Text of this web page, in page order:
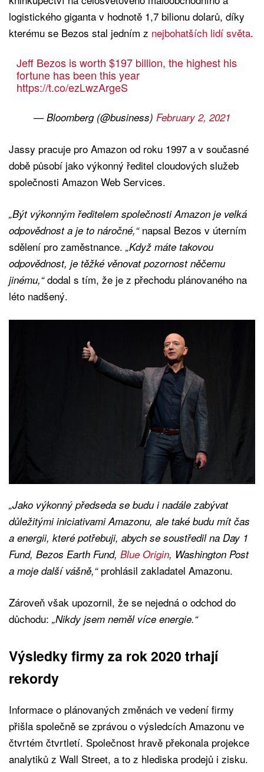
logistického giganta v hodnotě 1,7 bilionu dolarů, díky
kterému se Bezos stal jedním z nejbohatších lidí světa.
Jeff Bezos is worth $197 billion, the highest his
fortune has been this year
https://t.co/ezLwzArgeS
— Bloomberg (@business) February 2, 2021
Jassy pracuje pro Amazon od roku 1997 a v současné
době působí jako výkonný ředitel cloudových služeb
společnosti Amazon Web Services.
„Být výkonným ředitelem společnosti Amazon je velká
odpovědnost a je to náročné,“ napsal Bezos v úterním
sdělení pro zaměstnance. „Když máte takovou
odpovědnost, je těžké věnovat pozornost něčemu
jinému,“dodal s tím, že je z přechodu plánovaného na
léto nadšený.
„Jako výkonný předseda se budu i nadále zabývat
důležitými iniciativami Amazonu, ale také budu mít čas
a energii, které potřebuji, abych se soustředil na Day 1
Fund, Bezos Earth Fund, Blue Origin, Washington Post
a moje další vášně,“ prohlásil zakladatel Amazonu.
Zároveň však upozornil, že se nejedná o odchod do
důchodu: „Nikdy jsem neměl více energie.“
Výsledky firmy za rok 2020 trhají
rekordy
Informace o plánovaných změnách ve vedení firmy
přišla společně se zprávou o výsledcích Amazonu ve
čtvrtém čtvrtletí. Společnost hravě překonala projekce
analytiků z Wall Street, a to z hlediska prodejů i zisku.